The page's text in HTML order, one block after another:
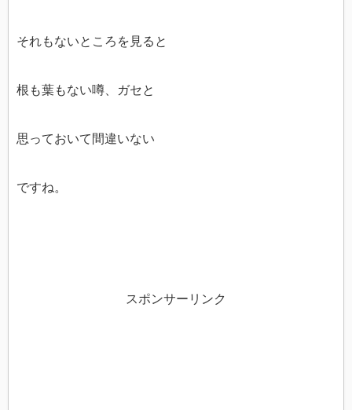
それもないところを見ると
根も葉もない噂、ガセと
思っておいて間違いない
ですね。
スポンサーリンク